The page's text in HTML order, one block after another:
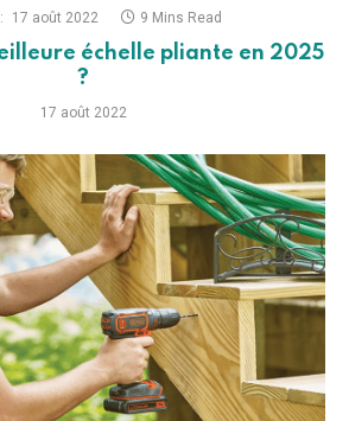
17 août 2022 9 Mins Read
échelle pliante en 2025
?
17 août 2022